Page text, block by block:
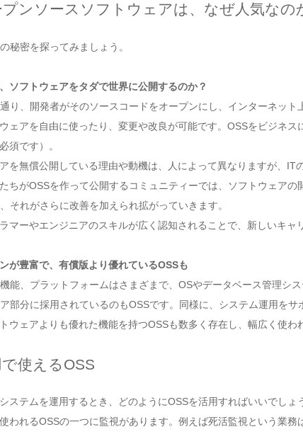
ンソースソフトウェアは、なぜ人気なの
秘密を探ってみましょう。
ソフトウェアをタダで世界に公開するのか？
り、開発者がそのソースコードをオープンにし、インターネッ
ェアを自由に使ったり、変更や改良が可能です。OSSをビジネ
須です）。
を無償公開している理由や動機は、人によって異なりますが、
ちがOSSを作って公開するコミュニティーでは、ソフトウェア
それがさらに改善を加えられ拡がっていきます。
マーやエンジニアのスキルが広く認知されることで、新しいキャ
が豊富で、有償版より優れているOSSも
能、プラットフォームはさまざまで、OSやデータベース管理シ
部分に採用されているのもOSSです。同様に、システム運用を
ウェアよりも優れた機能を持つOSSも数多く存在し、幅広く使わ
使えるOSS
ステムを運用するとき、どのようにOSSを活用すればいいでしょ
われるOSSの一つに監視があります。例えば死活監視という業